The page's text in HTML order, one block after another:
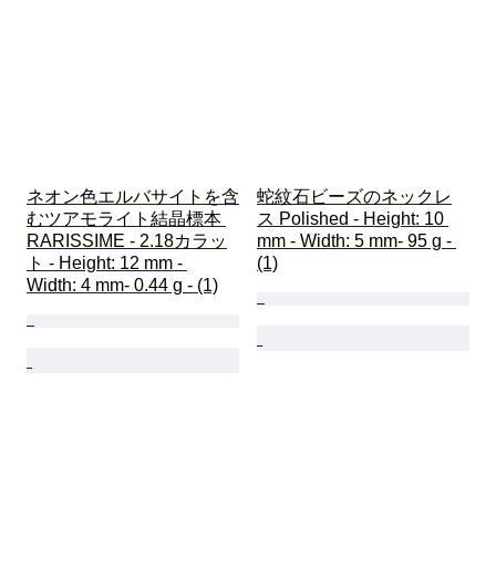
ネオン色エルバサイトを含
むツアモライト結晶標本
RARISSIME - 2.18カラッ
ト - Height: 12 mm -
Width: 4 mm- 0.44 g - (1)
蛇紋石ビーズのネックレ
ス Polished - Height: 10
mm - Width: 5 mm- 95 g -
(1)